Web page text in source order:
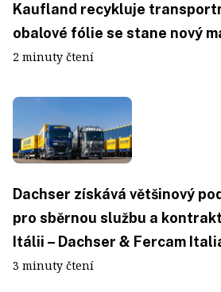
Kaufland recykluje
obalové fólie se stane nový
2 minuty čtení
Dachser získává většinový
pro sběrnou službu a
Itálii – Dachser & Fercam
3 minuty čtení